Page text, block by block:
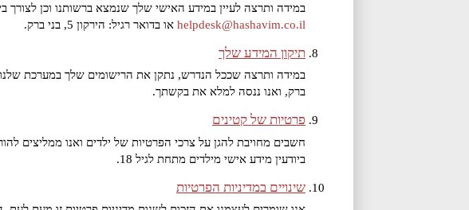
במידה ותרצה לעיין במידע האישי שלך שנמצא ברשותנו וכן לצורך
helpdesk@hashavim.co.il או בדואר רגיל: הירקון 5, בני ברק.
תיקון המידע שלך
במידה ותרצה שככל הנדרש, נתקן את הרישומים שלך במערכת שלנו,
ברק, ואנו ננסה למלא את בקשתך.
פרטיות של קטינים
חשבים מחויבת להגן על צרכי הפרטיות של ילדים ואנו ממליצים
ביודעין מידע אישי מילדים מתחת לגיל 18.
שינויים במדיניות הפרטיות